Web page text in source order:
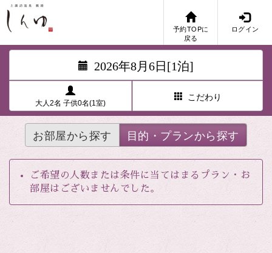
予約TOPに
戻る
ログイン
2026年8月6日[1泊]
大人2名 子供0名(1室)
こだわり
お部屋から探す 目的・プランから探す
ご希望の人数または条件に当てはまるプラン・お
部屋はございませんでした。